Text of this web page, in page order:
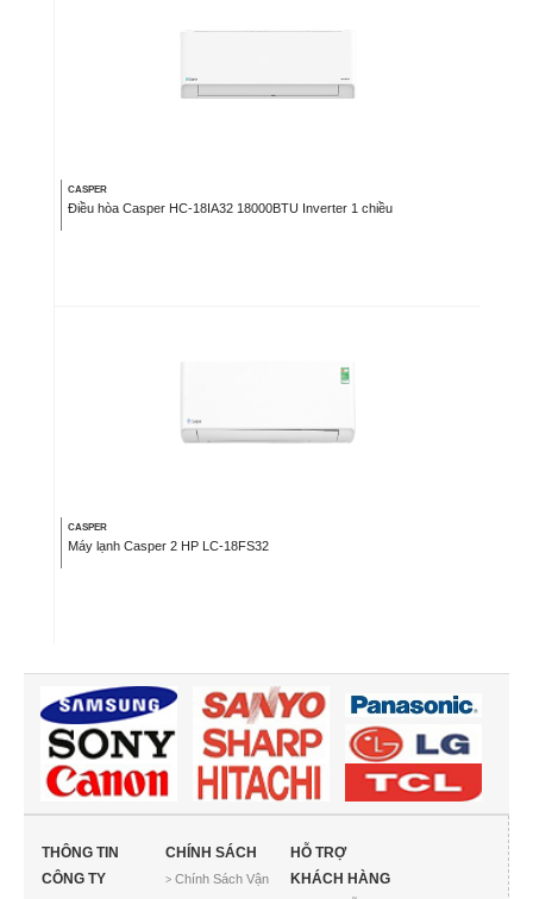
CASPER
Điều hòa Casper HC-18IA32 18000BTU Inverter 1 chiều
CASPER
Máy lạnh Casper 2 HP LC-18FS32
THÔNG TIN
CÔNG TY
CHÍNH SÁCH
> Chính Sách Vận
HỖ TRỢ
KHÁCH HÀNG